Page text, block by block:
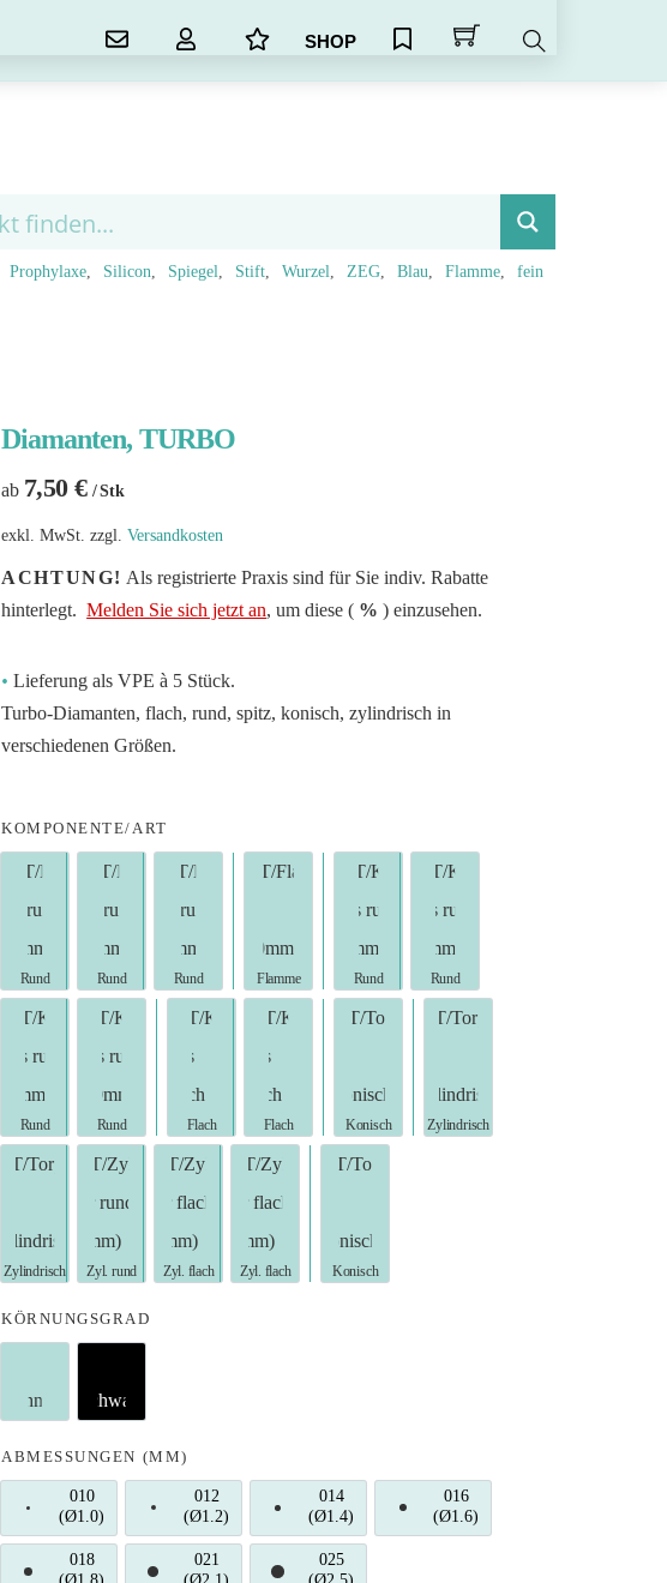
SHOP
Prophylaxe Silicon Spiegel Stift Wurzel ZEG Blau Flamme fein
Diamanten, TURBO
ab 7,50 € / Stk
exkl. MwSt. zzgl.Versandkosten
ACHTUNG! Als registrierte Praxis sind für Sie indiv. Rabatte
hinterlegt.Melden Sie sich jetzt an, um diese ( % ) einzusehen.
• Lieferung als VPE à 5 Stück.
Turbo-Diamanten, flach, rund, spitz, konisch, zylindrisch in
verschiedenen Größen.
KOMPONENTE/ART
T/Birne rund (4mm)T/Birne rund (5mm)
T/Konus rund (10mm)T/Konus flach (8mm)T/Konus flach (10mm)T/Torpedo Konisch (8mm)
T/Torpedo Zylindrisch
T/Torpedo Zylindrisch (10mm)
T/Zylinder rund (8mm)
T/Zylinder flach (4mm)
T/Zylinder flach (8mm)T/Torpedo Konisch (10mm)
KÖRNUNGSGRAD
standard (Ohne)supergrob (Schwarz)
ABMESSUNGEN (MM)
010
(Ø1.0)010 (Ø1.0)
012
(Ø1.2)012 (Ø1.2)
014
(Ø1.4)014 (Ø1.4)
016
(Ø1.6)016 (Ø1.6)
018
021
025